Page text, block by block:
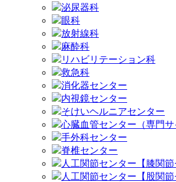
泌尿器科
眼科
放射線科
麻酔科
リハビリテーション科
救急科
消化器センター
内視鏡センター
そけいヘルニアセンター
心臓血管センター（専門サ
手外科センター
脊椎センター
人工関節センター【膝関節
人工関節センター【股関節